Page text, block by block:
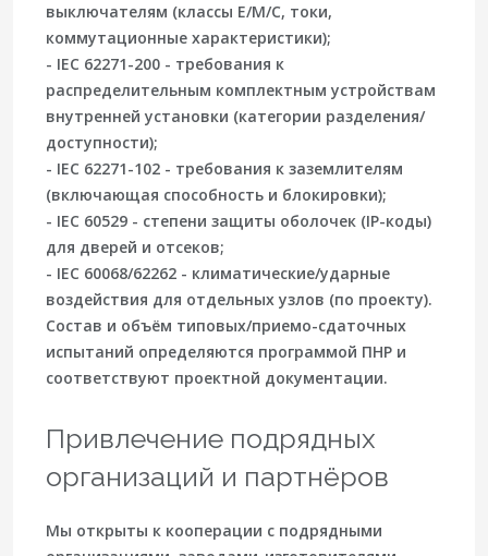
выключателям (классы E/M/C, токи,
коммутационные характеристики);
- IEC 62271-200 - требования к
распределительным комплектным устройствам
внутренней установки (категории разделения/
доступности);
- IEC 62271-102 - требования к заземлителям
(включающая способность и блокировки);
- IEC 60529 - степени защиты оболочек (IP-коды)
для дверей и отсеков;
- IEC 60068/62262 - климатические/ударные
воздействия для отдельных узлов (по проекту).
Состав и объём типовых/приемо-сдаточных
испытаний определяются программой ПНР и
соответствуют проектной документации.
Привлечение подрядных
организаций и партнёров
Мы открыты к кооперации с подрядными